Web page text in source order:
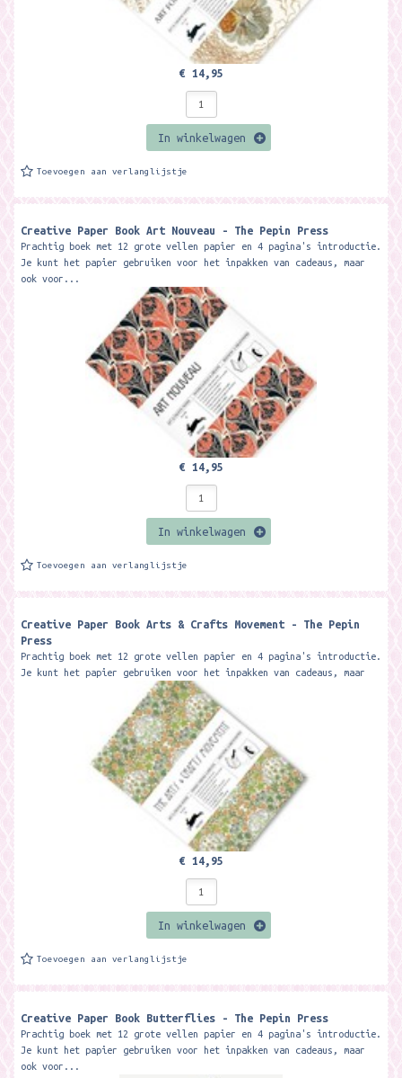
€ 14,95
In winkelwagen
Toevoegen aan verlanglijstje
Creative Paper Book Art Nouveau - The Pepin Press
Prachtig boek met 12 grote vellen papier en 4 pagina's introductie.
Je kunt het papier gebruiken voor het inpakken van cadeaus, maar
ook voor...
€ 14,95
In winkelwagen
Toevoegen aan verlanglijstje
Creative Paper Book Arts & Crafts Movement - The Pepin
Press
Prachtig boek met 12 grote vellen papier en 4 pagina's introductie.
Je kunt het papier gebruiken voor het inpakken van cadeaus, maar
€ 14,95
In winkelwagen
Toevoegen aan verlanglijstje
Creative Paper Book Butterflies - The Pepin Press
Prachtig boek met 12 grote vellen papier en 4 pagina's introductie.
Je kunt het papier gebruiken voor het inpakken van cadeaus, maar
ook voor...